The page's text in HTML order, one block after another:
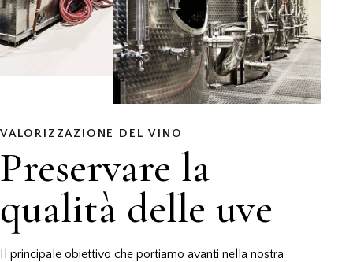
VALORIZZAZIONE DEL VINO
Preservare la
qualità delle uve
Il principale obiettivo che portiamo avanti nella nostra